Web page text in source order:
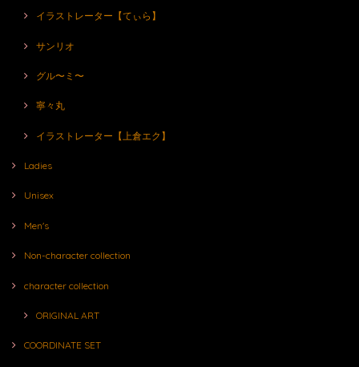
イラストレーター【てぃら】
サンリオ
グル〜ミ〜
寧々丸
イラストレーター【上倉エク】
Ladies
Unisex
Men's
Non-character collection
character collection
ORIGINAL ART
COORDINATE SET